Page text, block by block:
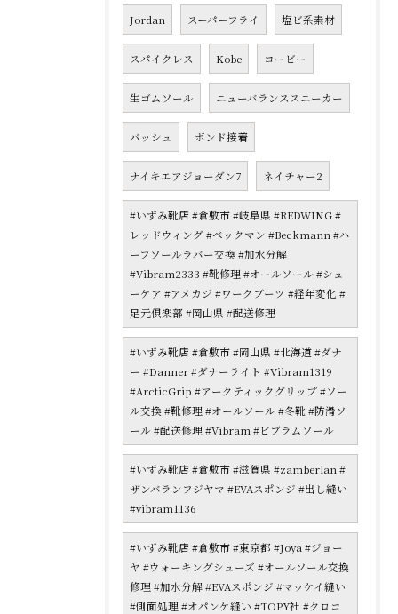
Jordan スーパーフライ 塩ビ系素材
スパイクレス Kobe コービー
生ゴムソール ニューバランススニーカー
バッシュ ボンド接着
ナイキエアジョーダン7 ネイチャー2
#いずみ靴店 #倉敷市 #岐阜県 #REDWING #
レッドウィング #ベックマン #Beckmann #ハ
ーフソールラバー交換 #加水分解
#Vibram2333 #靴修理 #オールソール #シュ
ーケア #アメカジ #ワークブーツ #経年変化 #
足元倶楽部 #岡山県 #配送修理
#いずみ靴店 #倉敷市 #岡山県 #北海道 #ダナ
ー #Danner #ダナーライト #Vibram1319
#ArcticGrip #アークティックグリップ #ソー
ル交換 #靴修理 #オールソール #冬靴 #防滑ソ
ール #配送修理 #Vibram #ビブラムソール
#いずみ靴店 #倉敷市 #滋賀県 #zamberlan #
ザンバランフジヤマ #EVAスポンジ #出し縫い
#vibram1136
#いずみ靴店 #倉敷市 #東京都 #Joya #ジョー
ヤ #ウォーキングシューズ #オールソール交換
修理 #加水分解 #EVAスポンジ #マッケイ縫い
#側面処理 #オパンケ縫い #TOPY社 #クロコ